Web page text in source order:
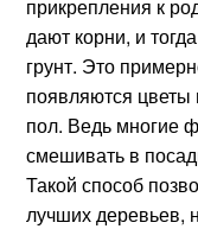
прикрепления к
дают корни, и
грунт. Это
появляются цветы
пол. Ведь многие
смешивать в
Такой способ
лучших деревьев,